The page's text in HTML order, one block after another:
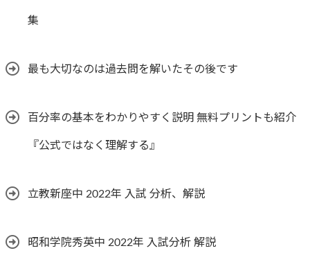
集
最も大切なのは過去問を解いたその後です
百分率の基本をわかりやすく説明 無料プリントも紹介
『公式ではなく理解する』
立教新座中 2022年 入試 分析、解説
昭和学院秀英中 2022年 入試分析 解説